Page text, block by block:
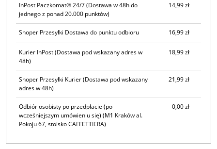
InPost Paczkomat® 24/7(Dostawa w 48h do
jednego z ponad 20.000 punktów)
14,99 zł
Shoper Przesyłki Dostawa do punktu odbioru 16,99 zł
Kurier InPost(Dostawa pod wskazany adres w
48h)
18,99 zł
Shoper Przesyłki Kurier(Dostawa pod wskazany
adres w 48h)
21,99 zł
Odbiór osobisty po przedpłacie (po
wcześniejszym umówieniu się) (M1 Kraków al.
Pokoju 67, stoisko CAFFETTIERA)
0,00 zł